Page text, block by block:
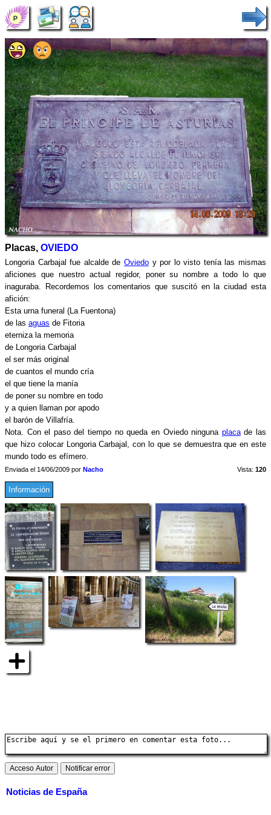
Placas, OVIEDO
Longoria Carbajal fue alcalde de Oviedoy por lo visto tenía las mismas
aficiones que nuestro actual regidor, poner su nombre a todo lo que
inaguraba. Recordemos los comentarios que suscitó en la ciudad esta
afición:
Esta urna funeral (La Fuentona)
de las aguas de Fitoria
eterniza la memoria
de Longoria Carbajal
el ser más original
de cuantos el mundo cría
el que tiene la manía
de poner su nombre en todo
y a quien llaman por apodo
el barón de Villafría.
Nota. Con el paso del tiempo no queda en Oviedo ninguna placade las
que hizo colocar Longoria Carbajal, con lo que se demuestra que en este
mundo todo es efímero.
Enviada el 14/06/2009 por Nacho Vista: 120
Información
Noticias de España